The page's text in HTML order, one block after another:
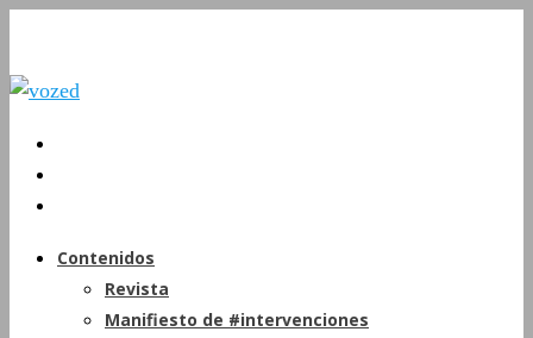
Contenidos
Revista
Manifiesto de #intervenciones